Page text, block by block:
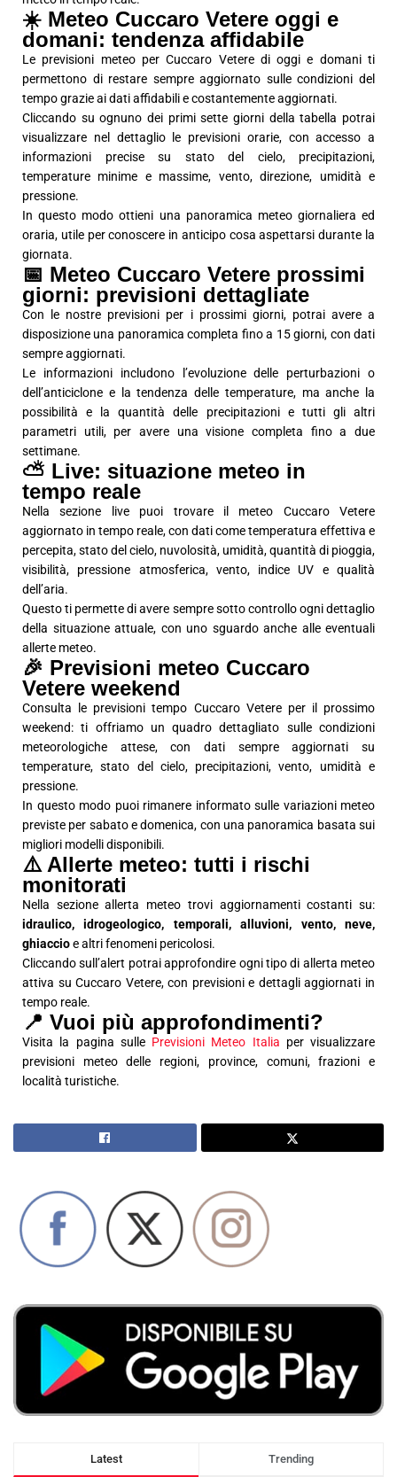
☀️ Meteo Cuccaro Vetere oggi e
domani: tendenza affidabile
Le previsioni meteo per Cuccaro Vetere di oggi e domani ti
permettono di restare sempre aggiornato sulle condizioni del
tempo grazie ai dati affidabili e costantemente aggiornati.
Cliccando su ognuno dei primi sette giorni della tabella potrai
visualizzare nel dettaglio le previsioni orarie, con accesso a
informazioni precise su stato del cielo, precipitazioni,
temperature minime e massime, vento, direzione, umidità e
pressione.
In questo modo ottieni una panoramica meteo giornaliera ed
oraria, utile per conoscere in anticipo cosa aspettarsi durante la
giornata.
📅 Meteo Cuccaro Vetere prossimi
giorni: previsioni dettagliate
Con le nostre previsioni per i prossimi giorni, potrai avere a
disposizione una panoramica completa fino a 15 giorni, con dati
sempre aggiornati.
Le informazioni includono l’evoluzione delle perturbazioni o
dell’anticiclone e la tendenza delle temperature, ma anche la
possibilità e la quantità delle precipitazioni e tutti gli altri
parametri utili, per avere una visione completa fino a due
settimane.
⛅ Live: situazione meteo in
tempo reale
Nella sezione live puoi trovare il meteo Cuccaro Vetere
aggiornato in tempo reale, con dati come temperatura effettiva e
percepita, stato del cielo, nuvolosità, umidità, quantità di pioggia,
visibilità, pressione atmosferica, vento, indice UV e qualità
dell’aria.
Questo ti permette di avere sempre sotto controllo ogni dettaglio
della situazione attuale, con uno sguardo anche alle eventuali
allerte meteo.
🎉 Previsioni meteo Cuccaro
Vetere weekend
Consulta le previsioni tempo Cuccaro Vetere per il prossimo
weekend: ti offriamo un quadro dettagliato sulle condizioni
meteorologiche attese, con dati sempre aggiornati su
temperature, stato del cielo, precipitazioni, vento, umidità e
pressione.
In questo modo puoi rimanere informato sulle variazioni meteo
previste per sabato e domenica, con una panoramica basata sui
migliori modelli disponibili.
⚠️ Allerte meteo: tutti i rischi
monitorati
Nella sezione allerta meteo trovi aggiornamenti costanti su:
idraulico, idrogeologico, temporali, alluvioni, vento, neve,
ghiaccioe altri fenomeni pericolosi.
Cliccando sull’alert potrai approfondire ogni tipo di allerta meteo
attiva su Cuccaro Vetere, con previsioni e dettagli aggiornati in
tempo reale.
📍 Vuoi più approfondimenti?
Visita la pagina sulle Previsioni Meteo Italia per visualizzare
previsioni meteo delle regioni, province, comuni, frazioni e
località turistiche.
Latest Trending